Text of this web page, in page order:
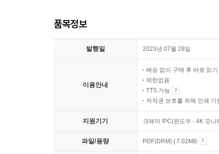
품목정보
발행일 2023년 07월 28일
이용안내
배송 없이 구매 후 바로 읽기
제한없음
TTS 가능
저작권 보호를 위해 인쇄 기
지원기기 크레마 /PC(윈도우 - 4K 모
파일/용량 PDF(DRM) | 7.02MB